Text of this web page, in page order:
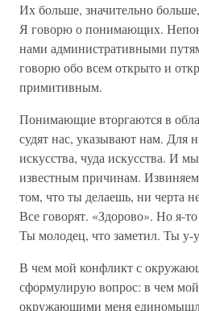
Их больше, значительно
Я говорю о понимающих.
нами административными
говорю обо всем открыто и
примитивным.
Понимающие вторгаются в
судят нас, указывают нам. Для
искусства, чуда искусства. И
известным причинам.
том, что ты делаешь, ни черта
Все говорят. «Здорово». Но я-
Ты молодец, что заметил. Ты
В чем мой конфликт с
сформулирую вопрос: в чем
окружающими меня